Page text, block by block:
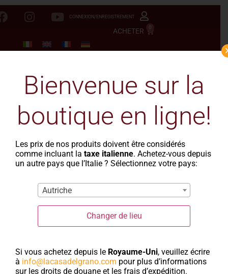
CONNEXION/ENREGISTREMENT
ACHETER 0
Bienvenue sur la
boutique en ligne!
Les prix de nos produits doivent être considérés
comme incluant lataxe italienne. Achetez-vous depuis
un autre pays que l’Italie ? Sélectionnez votre pays:
Autriche
Changer de lieu
Si vous achetez depuis le Royaume-Uni, veuillez écrire
à info@lacasadelgrano.com pour plus d’informations
sur les droits de douane et les frais d’expédition.